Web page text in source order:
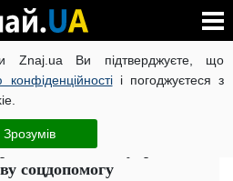
Znaj.ua Ви підтверджуєте, що
конфіденційностіі погоджуєтеся з
Зрозумів
КОРОНАВІРУС В УКРАЇНІ
ЧИТАТЬ НА РУССКОМ
українцям
соцдопомогу